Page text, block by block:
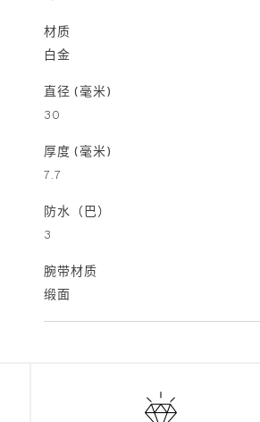
材质
白金
直径 (毫米)
30
厚度 (毫米)
7.7
防水（巴）
3
腕带材质
缎面